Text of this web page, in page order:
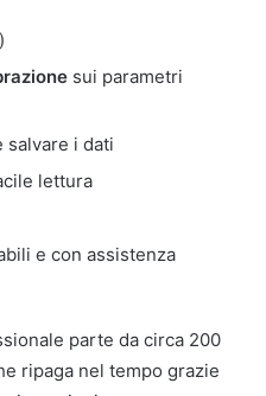
sui parametri
salvare i dati
lettura
e con assistenza
parte da circa 200
ripaga nel tempo grazie